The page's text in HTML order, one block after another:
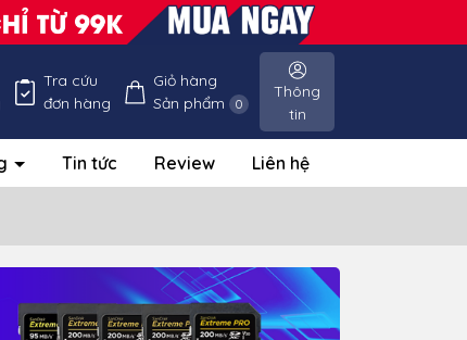
Tra cứu
đơn hàng
Giỏ hàng
Sản phẩm 0
Thông
tin
Tin tức Review Liên hệ